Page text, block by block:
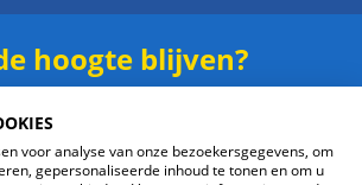
hoogte blijven?
voor analyse van onze bezoekersgegevens, om
gepersonaliseerde inhoud te tonen en om u